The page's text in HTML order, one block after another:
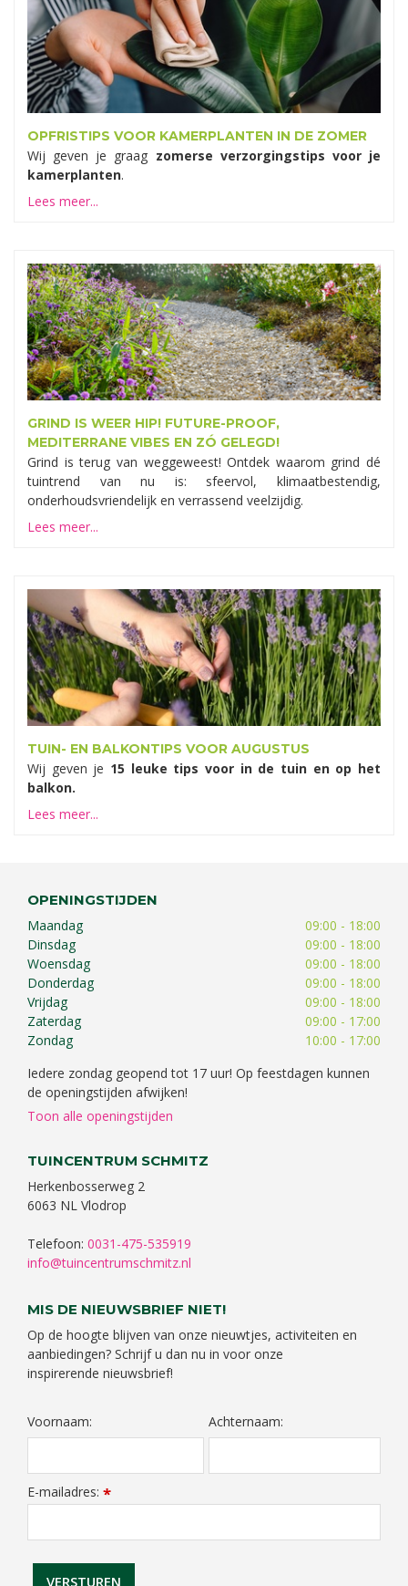
OPFRISTIPS VOOR KAMERPLANTEN IN DE ZOMER
Wij geven je graag zomerse verzorgingstips voor je
kamerplanten.
Lees meer...
GRIND IS WEER HIP! FUTURE-PROOF,
MEDITERRANE VIBES EN ZÓ GELEGD!
Grind is terug van weggeweest! Ontdek waarom grind dé
tuintrend van nu is: sfeervol, klimaatbestendig,
onderhoudsvriendelijk en verrassend veelzijdig.
Lees meer...
TUIN- EN BALKONTIPS VOOR AUGUSTUS
Wij geven je 15 leuke tips voor in de tuin en op het
balkon.
Lees meer...
OPENINGSTIJDEN
Maandag
09:00 - 18:00
Dinsdag
09:00 - 18:00
Woensdag
09:00 - 18:00
Donderdag
09:00 - 18:00
Vrijdag
09:00 - 18:00
Zaterdag
09:00 - 17:00
Zondag
10:00 - 17:00
Iedere zondag geopend tot 17 uur! Op feestdagen kunnen
de openingstijden afwijken!
Toon alle openingstijden
TUINCENTRUM SCHMITZ
Herkenbosserweg 2
6063 NL Vlodrop
Telefoon: 0031-475-535919
info@tuincentrumschmitz.nl
MIS DE NIEUWSBRIEF NIET!
Op de hoogte blijven van onze nieuwtjes, activiteiten en
aanbiedingen? Schrijf u dan nu in voor onze
inspirerende nieuwsbrief!
Voornaam: Achternaam:
E-mailadres: *